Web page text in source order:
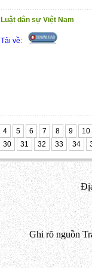
Luật dân sự Việt Nam
Tải về:
4 5 6 7 8 9 10
30 31 32 33 34
Ghi rõ nguồn